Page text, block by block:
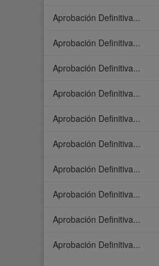
Aprobación Definitiva...
Aprobación Definitiva...
Aprobación Definitiva...
Aprobación Definitiva...
Aprobación Definitiva...
Aprobación Definitiva...
Aprobación Definitiva...
Aprobación Definitiva...
Aprobación Definitiva...
Aprobación Definitiva...